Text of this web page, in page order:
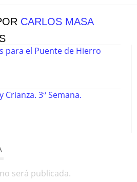
CARLOS MASA
para el Puente de Hierro
Crianza. 3ª Semana.
será publicada.